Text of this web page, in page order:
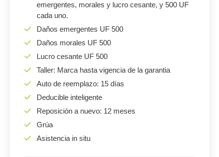
emergentes, morales y lucro cesante, y 500 UF
cada uno.
Daños emergentes UF 500
Daños morales UF 500
Lucro cesante UF 500
Taller: Marca hasta vigencia de la garantia
Auto de reemplazo: 15 días
Deducible inteligente
Reposición a nuevo: 12 meses
Grúa
Asistencia in situ